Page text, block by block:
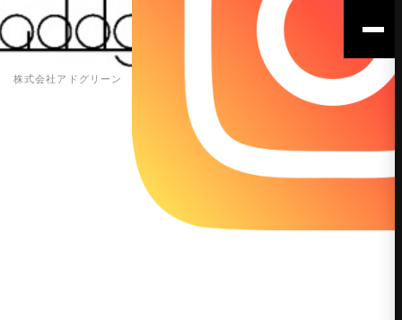
株式会社アドグリーン